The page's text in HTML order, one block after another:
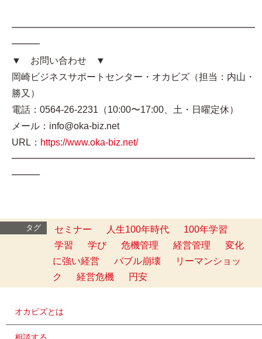
━━━━━━━━━━━━━━━━━━━━━━━━━━
━━━
▼ お問い合わせ ▼
岡崎ビジネスサポートセンター・オカビズ（担当：内山・
勝又）
電話：0564-26-2231（10:00〜17:00、土・日曜定休）
メール：info@oka-biz.net
URL： https://www.oka-biz.net/
━━━━━━━━━━━━━━━━━━━━━━━━━━
━━━
タグ セミナー 人生100年時代
100年学習
学習
学び 危機管理 経営管理
変化
に強い経営
バブル崩壊
リーマンショッ
ク
経営危機 円安
オカビズとは